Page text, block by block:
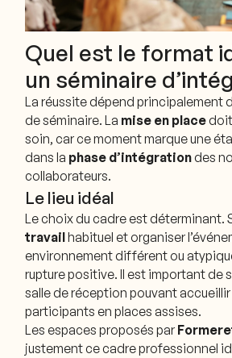
Quel est le format
un séminaire
La réussite dépend principalement
de séminaire. La mise en place
soin, car ce moment marque une
dans la phase d’intégrationdes
collaborateurs.
Le lieu idéal
Le choix du cadre est déterminant.
travailhabituel et organiser
environnement différent ou
rupture positive. Il est important de
salle de réception pouvant
participants en places assises.
Les espaces proposés par
justement ce cadre professionnel